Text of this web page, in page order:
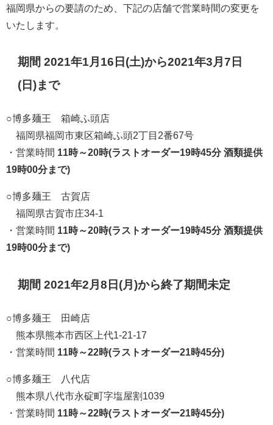
福岡県からの要請のため、下記の店舗で営業時間の変更を
いたします。
期間 2021年1月16日(土)から2021年3月7日
(日)まで
○博多麺王 箱崎ふ頭店
福岡県福岡市東区箱崎ふ頭2丁目2番67号
・営業時間 11時～20時(ラストオーダー19時45分酒類提供
19時00分まで)
○博多麺王 古賀店
福岡県古賀市庄34-1
・営業時間 11時～20時(ラストオーダー19時45分酒類提供
19時00分まで)
期間 2021年2月8日(月)から終了期間未定
○博多麺王 田崎店
熊本県熊本市西区上代1-21-17
・営業時間 11時～22時(ラストオーダー21時45分)
○博多麺王 八代店
熊本県八代市永碇町字塩屋割1039
・営業時間 11時～22時(ラストオーダー21時45分)